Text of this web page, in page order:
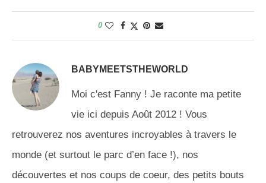
0
BABYMEETSTHEWORLD
Moi c'est Fanny ! Je raconte ma petite
vie ici depuis Août 2012 ! Vous
retrouverez nos aventures incroyables à travers le
monde (et surtout le parc d’en face !), nos
découvertes et nos coups de coeur, des petits bouts